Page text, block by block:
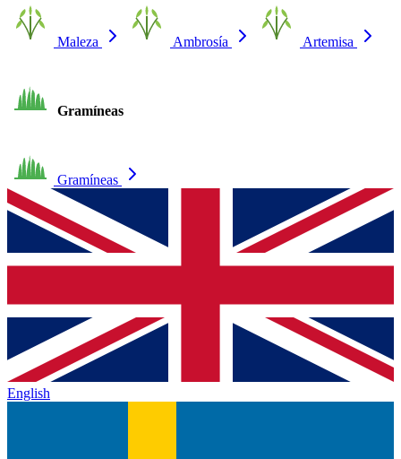
Maleza Ambrosía Artemisa
Gramíneas
Gramíneas
English